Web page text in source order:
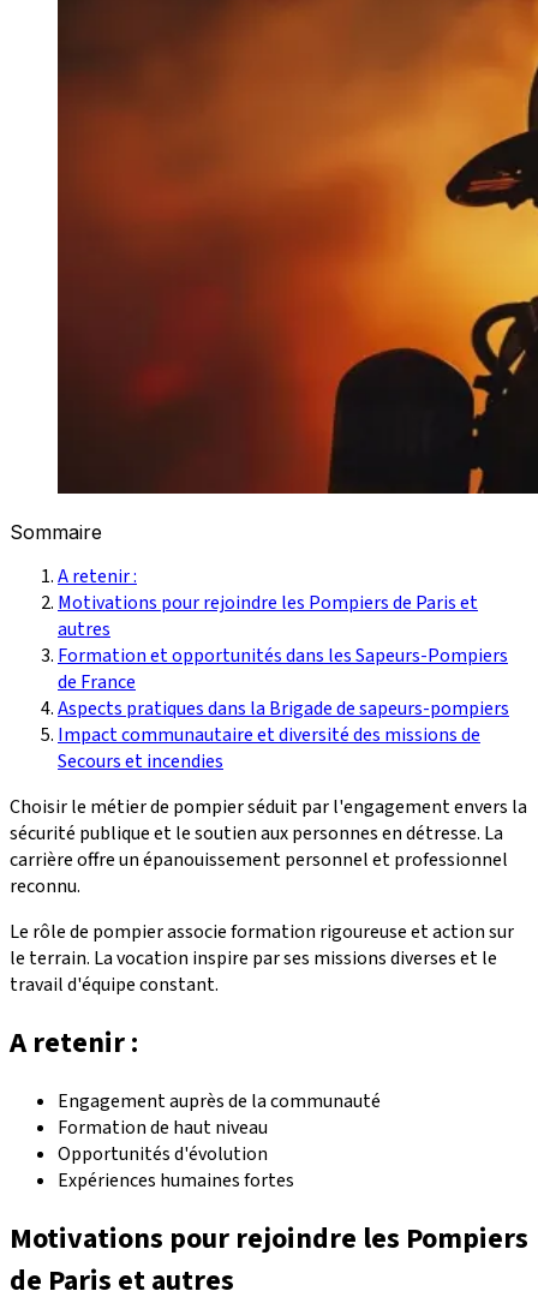
Sommaire
A retenir :
Motivations pour rejoindre les Pompiers de Paris et
autres
Formation et opportunités dans les Sapeurs-Pompiers
de France
Aspects pratiques dans la Brigade de sapeurs-pompiers
Impact communautaire et diversité des missions de
Secours et incendies
Choisir le métier de pompier séduit par l'engagement envers la
sécurité publique et le soutien aux personnes en détresse. La
carrière offre un épanouissement personnel et professionnel
reconnu.
Le rôle de pompier associe formation rigoureuse et action sur
le terrain. La vocation inspire par ses missions diverses et le
travail d'équipe constant.
A retenir :
Engagement auprès de la communauté
Formation de haut niveau
Opportunités d'évolution
Expériences humaines fortes
Motivations pour rejoindre les Pompiers
de Paris et autres